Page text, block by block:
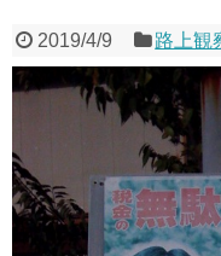
2019/4/9 路上観